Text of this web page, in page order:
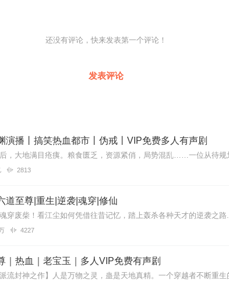
还没有评论，快来发表第一个评论！
发表评论
演播丨搞笑热血都市丨伪戒丨VIP免费多人有声剧
2813
道至尊|重生|逆袭|魂穿|修仙
穿废柴！看江尘如何凭借往昔记忆，踏上轰杀各种天才的逆袭之路.
4227
｜热血｜老宝玉｜多人VIP免费有声剧